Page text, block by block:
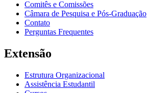
Comitês e Comissões
Câmara de Pesquisa e Pós-Graduação
Contato
Perguntas Frequentes
Extensão
Estrutura Organizacional
Assistência Estudantil